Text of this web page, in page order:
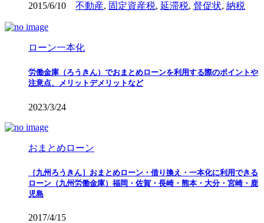
2015/6/10 不動産, 固定資産税, 延滞税, 督促状, 納税
ローン一本化
労働金庫（ろうきん）でおまとめローンを利用する際のポイントや
注意点、メリットデメリットなど
2023/3/24
おまとめローン
［九州ろうきん］おまとめローン・借り換え・一本化に利用できる
ローン（九州労働金庫）福岡・佐賀・長崎・熊本・大分・宮崎・鹿
児島
2017/4/15